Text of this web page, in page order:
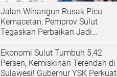
Jalan Winangun Rusak Picu
Kemacetan, Pemprov Sulut
Tegaskan Perbaikan Jadi
Ekonomi Sulut Tumbuh 5,42
Persen, Kemiskinan Terendah di
Sulawesi! Gubernur YSK Perkuat